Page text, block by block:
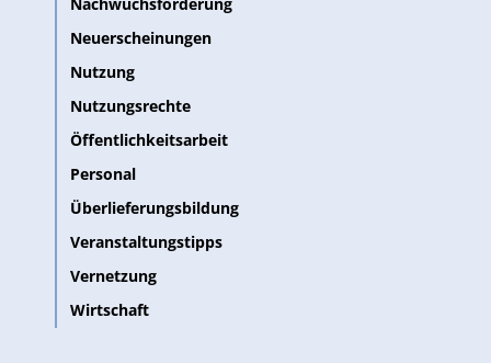
Nachwuchsförderung
Neuerscheinungen
Nutzung
Nutzungsrechte
Öffentlichkeitsarbeit
Personal
Überlieferungsbildung
Veranstaltungstipps
Vernetzung
Wirtschaft